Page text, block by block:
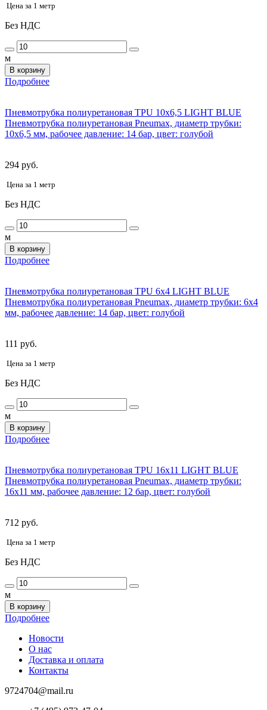
Цена за 1 метр
Без НДС
м
В корзину
Подробнее
Пневмотрубка полиуретановая TPU 10x6,5 LIGHT BLUE
Пневмотрубка полиуретановая Pneumax, диаметр трубки:
10х6,5 мм, рабочее давление: 14 бар, цвет: голубой
294 руб.
Цена за 1 метр
Без НДС
м
В корзину
Подробнее
Пневмотрубка полиуретановая TPU 6x4 LIGHT BLUE
Пневмотрубка полиуретановая Pneumax, диаметр трубки: 6x4
мм, рабочее давление: 14 бар, цвет: голубой
111 руб.
Цена за 1 метр
Без НДС
м
В корзину
Подробнее
Пневмотрубка полиуретановая TPU 16x11 LIGHT BLUE
Пневмотрубка полиуретановая Pneumax, диаметр трубки:
16x11 мм, рабочее давление: 12 бар, цвет: голубой
712 руб.
Цена за 1 метр
Без НДС
м
В корзину
Подробнее
Новости
О нас
Доставка и оплата
Контакты
9724704@mail.ru